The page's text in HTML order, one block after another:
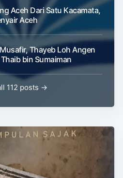
Aceh Dari Satu Kacamata,
Aceh
Thayeb Loh Angen
bin Sumaiman
112 posts →